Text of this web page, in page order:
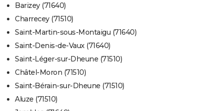
Barizey (71640)
Charrecey (71510)
Saint-Martin-sous-Montaigu (71640)
Saint-Denis-de-Vaux (71640)
Saint-Léger-sur-Dheune (71510)
Châtel-Moron (71510)
Saint-Bérain-sur-Dheune (71510)
Aluze (71510)